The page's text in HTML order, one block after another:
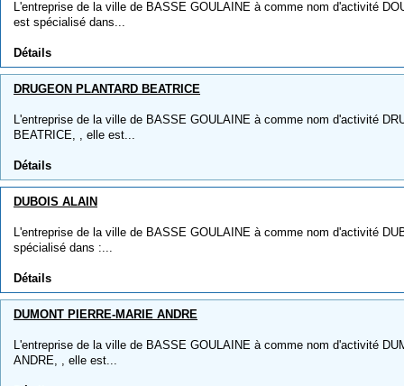
L'entreprise de la ville de BASSE GOULAINE à comme nom d'activité
est spécialisé dans...
Détails
DRUGEON PLANTARD BEATRICE
L'entreprise de la ville de BASSE GOULAINE à comme nom d'activité
BEATRICE, , elle est...
Détails
DUBOIS ALAIN
L'entreprise de la ville de BASSE GOULAINE à comme nom d'activité
spécialisé dans :...
Détails
DUMONT PIERRE-MARIE ANDRE
L'entreprise de la ville de BASSE GOULAINE à comme nom d'activité
ANDRE, , elle est...